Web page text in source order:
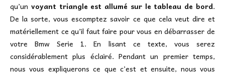
qu’un voyant triangle est allumé sur le tableau de bord.
De la sorte, vous escomptez savoir ce que cela veut dire et
matériellement ce qu’il faut faire pour vous en débarrasser de
votre Bmw Serie 1. En lisant ce texte, vous serez
considérablement plus éclairé. Pendant un premier temps,
nous vous expliquerons ce que c’est et ensuite, nous vous